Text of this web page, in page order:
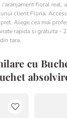
aranjament floral real,
client Floria.
Alege cea mai
rapida si gratuita -
tara.
cu